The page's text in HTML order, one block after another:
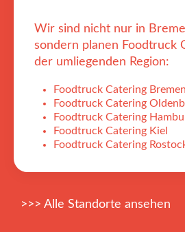
Wir sind nicht nur in
sondern planen Foodtruck
der umliegenden Region:
Foodtruck Catering Bremen
Foodtruck Catering
Foodtruck Catering
Foodtruck Catering Kiel
Foodtruck Catering
>>> Alle Standorte ansehen